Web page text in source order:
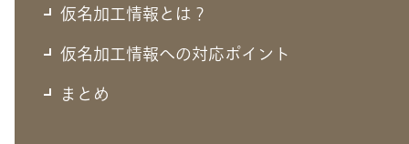
仮名加工情報とは？
仮名加工情報への対応ポイント
まとめ
仮名加工情報とは？
「仮名加工情報」とは、データ内の特定の個人を識別でき